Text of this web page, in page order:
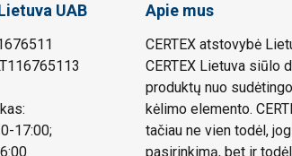
UAB
17:00;
Apie mus
CERTEX atstovybė
CERTEX Lietuva siūlo
produktų nuo
kėlimo elemento.
tačiau ne vien todėl,
pasirinkimą, bet ir